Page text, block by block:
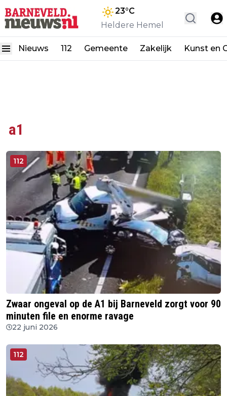
23°C
Heldere Hemel
Nieuws 112 Gemeente Zakelijk Kunst en
a1
112
Zwaar ongeval op de A1 bij Barneveld zorgt voor 90
minuten file en enorme ravage
22 juni 2026
112